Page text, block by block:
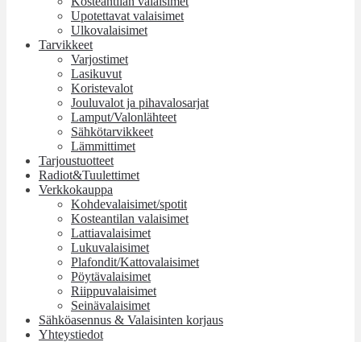
Upotettavat valaisimet
Ulkovalaisimet
Tarvikkeet
Varjostimet
Lasikuvut
Koristevalot
Jouluvalot ja pihavalosarjat
Lamput/Valonlähteet
Sähkötarvikkeet
Lämmittimet
Tarjoustuotteet
Radiot&Tuulettimet
Verkkokauppa
Kohdevalaisimet/spotit
Kosteantilan valaisimet
Lattiavalaisimet
Lukuvalaisimet
Plafondit/Kattovalaisimet
Pöytävalaisimet
Riippuvalaisimet
Seinävalaisimet
Sähköasennus & Valaisinten korjaus
Yhteystiedot